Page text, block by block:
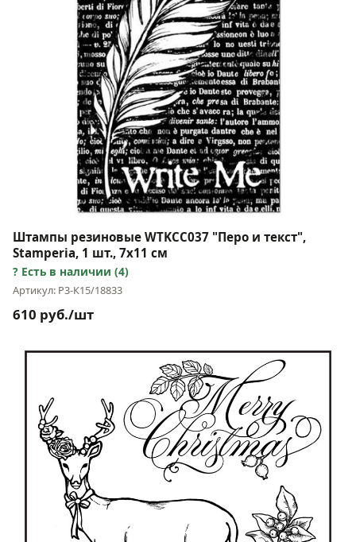
Штампы резиновые WTKCC037 "Перо и текст",
Stamperia, 1 шт., 7х11 см
Есть в наличии (4)
Артикул: Р3-К15/18833
610 руб./шт